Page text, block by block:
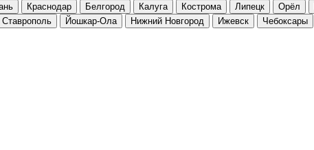
Краснодар Белгород Калуга Кострома Липецк Орёл
Ставрополь Йошкар-Ола Нижний Новгород Ижевск Чебоксары